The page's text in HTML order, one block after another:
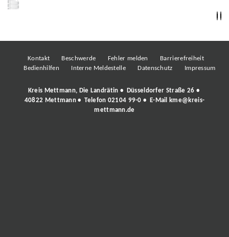
Kontakt Beschwerde Fehler melden
Barrierefreiheit
Bedienhilfen
Interne Meldestelle Datenschutz Impressum
Kreis Mettmann, Die Landrätin • Düsseldorfer Straße 26 •
40822 Mettmann • Telefon 02104 99-0 • E-Mail
kme@kreis-
mettmann.de